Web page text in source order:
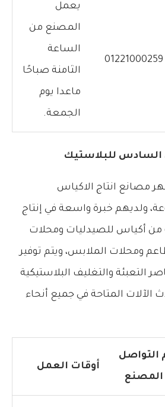
01221000259
يعمل
المصنع من
الساعة
الثامنة صباحًا
ماعدا يوم
الجمعة.
السادس للبلاستيك
مصانع انتاج الاكياس
ولديهم خبرة واسعة في إنتاج
من أكياس للصيدليات ومحلات
ومحلات الملابس، ويتم توفير
التعبئة والتغليف البلاستيكية
الآلات المتاحة في جميع أنحاء
التواصل
المصنع
أوقات العمل